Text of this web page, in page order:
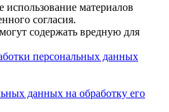
материалов
согласия.
содержать вредную для
персональных данных
данных на обработку его